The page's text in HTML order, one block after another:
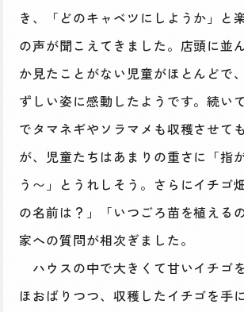
き、「どのキャベツにしようか」と
の声が聞こえてきました。店頭に並
か見たことがない児童がほとんどで
ずしい姿に感動したようです。続い
でタマネギやソラマメも収穫させて
が、児童たちはあまりの重さに「指
う〜」とうれしそう。さらにイチゴ
の名前は？」「いつごろ苗を植える
家への質問が相次ぎました。
ハウスの中で大きくて甘いイチゴ
ほおばりつつ、収穫したイチゴを手